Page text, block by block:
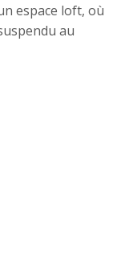
espace loft, où
au